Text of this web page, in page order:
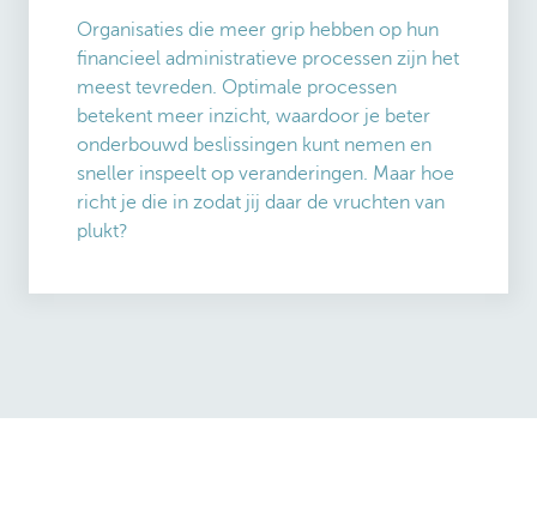
Organisaties die meer grip hebben op hun
financieel administratieve processen zijn het
meest tevreden. Optimale processen
betekent meer inzicht, waardoor je beter
onderbouwd beslissingen kunt nemen en
sneller inspeelt op veranderingen. Maar hoe
richt je die in zodat jij daar de vruchten van
plukt?